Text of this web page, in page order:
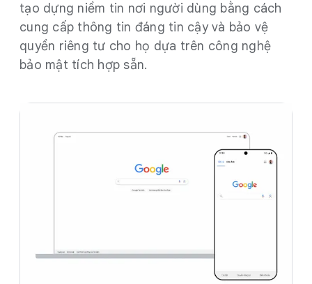
tạo dựng niềm tin nơi người dùng bằng cách
cung cấp thông tin đáng tin cậy và bảo vệ
quyền riêng tư cho họ dựa trên công nghệ
bảo mật tích hợp sẵn.